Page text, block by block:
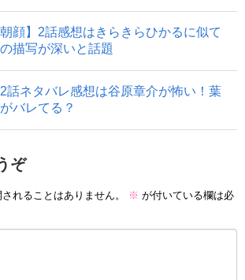
朝顔】2話感想はきらきらひかるに似て
描写が深いと話題
話ネタバレ感想は谷原章介が怖い！葉
バレてる？
ぞ
れることはありません。 ※ が付いている欄は必